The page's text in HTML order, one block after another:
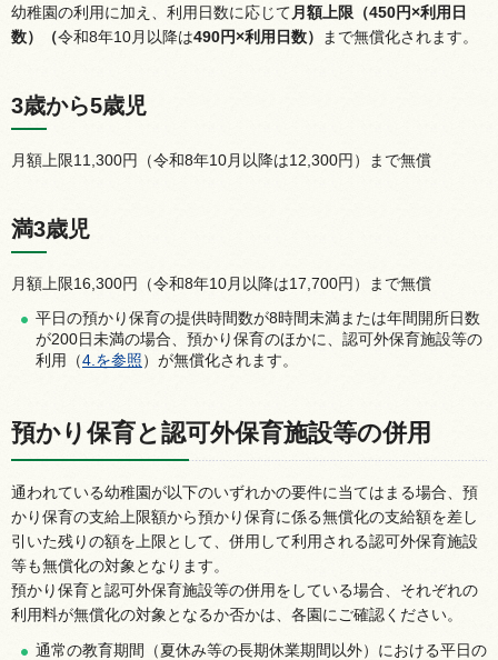
幼稚園の利用に加え、利用日数に応じて 月額上限（450円×利用日
数）（令和8年10月以降は490円×利用日数） まで無償化されます。
3歳から5歳児
月額上限11,300円（令和8年10月以降は12,300円）まで無償
満3歳児
月額上限16,300円（令和8年10月以降は17,700円）まで無償
平日の預かり保育の提供時間数が8時間未満または年間開所日数
が200日未満の場合、預かり保育のほかに、認可外保育施設等の
利用（4.を参照）が無償化されます。
預かり保育と認可外保育施設等の併用
通われている幼稚園が以下のいずれかの要件に当てはまる場合、預
かり保育の支給上限額から預かり保育に係る無償化の支給額を差し
引いた残りの額を上限として、併用して利用される認可外保育施設
等も無償化の対象となります。
預かり保育と認可外保育施設等の併用をしている場合、それぞれの
利用料が無償化の対象となるか否かは、各園にご確認ください。
通常の教育期間（夏休み等の長期休業期間以外）における平日の